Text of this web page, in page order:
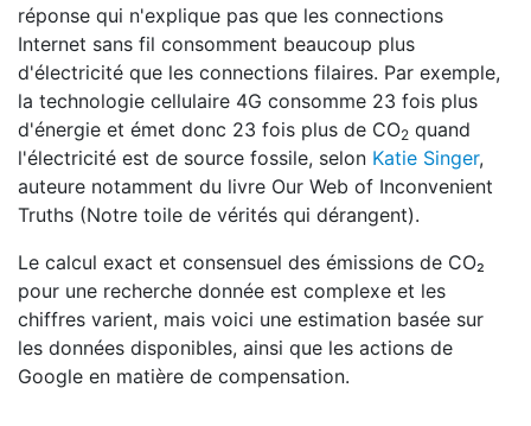
réponse qui n'explique pas que les connections
Internet sans fil consomment beaucoup plus
d'électricité que les connections filaires. Par exemple,
la technologie cellulaire 4G consomme 23 fois plus
d'énergie et émet donc 23 fois plus de CO2 quand
l'électricité est de source fossile, selon Katie Singer,
auteure notamment du livre Our Web of Inconvenient
Truths (Notre toile de vérités qui dérangent).
Le calcul exact et consensuel des émissions de CO₂
pour une recherche donnée est complexe et les
chiffres varient, mais voici une estimation basée sur
les données disponibles, ainsi que les actions de
Google en matière de compensation.